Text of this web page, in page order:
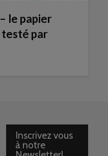
le papier
par
Inscrivez vous
à notre